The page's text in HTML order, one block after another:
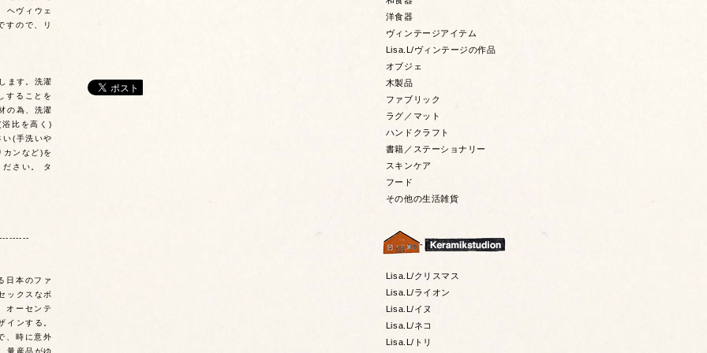
ヘヴィウェ
すので、リ
ます。洗濯
することを
の為、洗濯
比を高く)
い(手洗いや
ンなど)を
ださい。 タ
日本のファ
ックスなボ
オーセンテ
インする。
、時に意外
量産品がゆ
洋食器
ヴィンテージアイテム
Lisa.L/ヴィンテージの作品
オブジェ
木製品
ファブリック
ラグ／マット
ハンドクラフト
書籍／ステーショナリー
スキンケア
フード
その他の生活雑貨
Lisa.L/クリスマス
Lisa.L/ライオン
Lisa.L/イヌ
Lisa.L/ネコ
Lisa.L/トリ